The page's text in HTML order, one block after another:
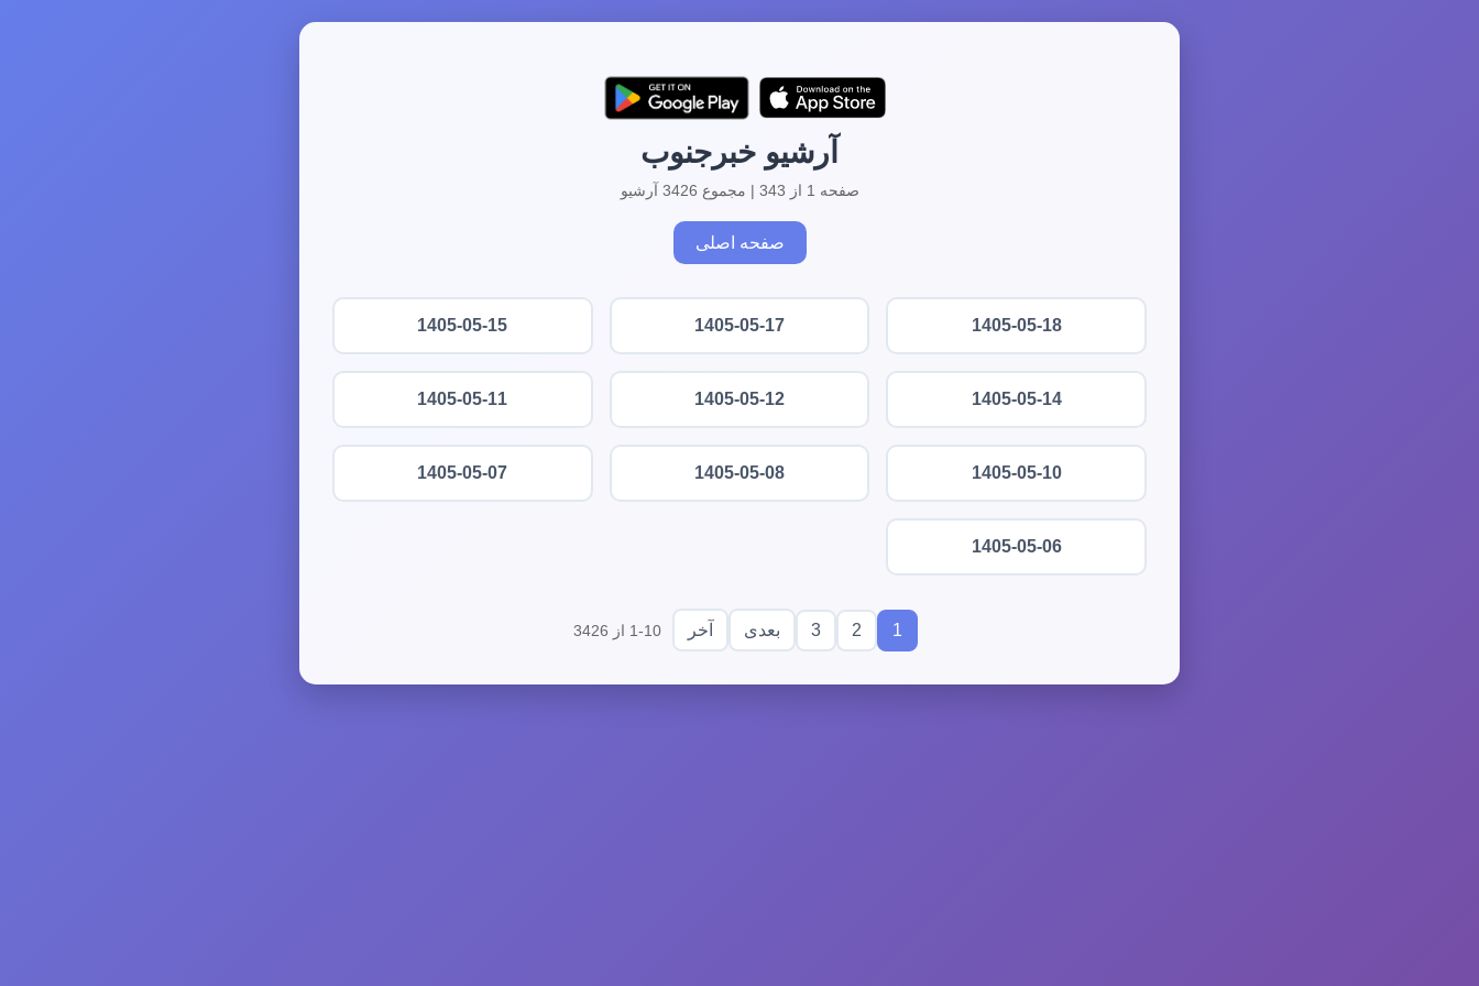
آرشیو خبرجنوب
صفحه 1 از 343 | مجموع 3426 آرشیو
صفحه اصلی
1405-05-18
1405-05-17
1405-05-15
1405-05-14
1405-05-12
1405-05-11
1405-05-10
1405-05-08
1405-05-07
1405-05-06
1
2
3 بعدی آخر 1-10 از 3426